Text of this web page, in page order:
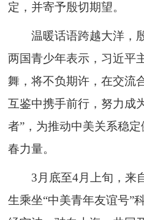
定，并寄予殷切期望。
温暖话语跨越大洋，
两国青少年表示，习近平
舞，将不负期许，在交流
互鉴中携手前行，努力成
者”，为推动中美关系稳
春力量。
3月底至4月上旬，来
生乘坐“中美青年友谊号”